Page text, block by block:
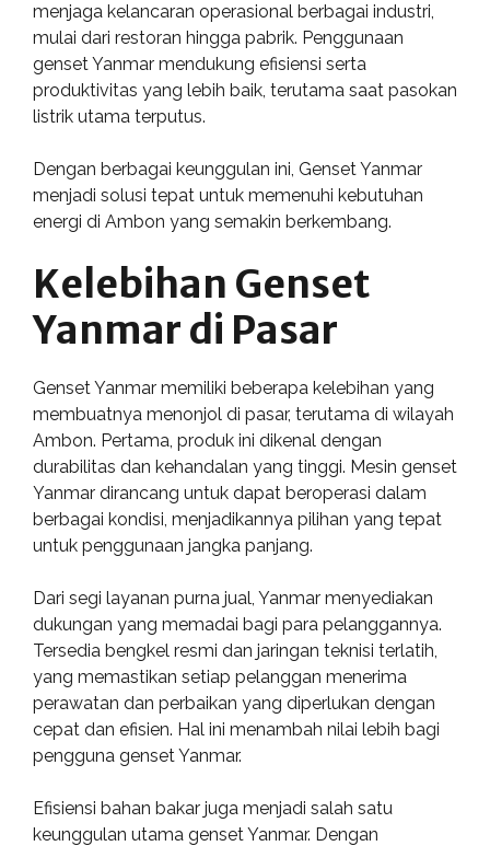
menjaga kelancaran operasional berbagai industri,
mulai dari restoran hingga pabrik. Penggunaan
genset Yanmar mendukung efisiensi serta
produktivitas yang lebih baik, terutama saat pasokan
listrik utama terputus.
Dengan berbagai keunggulan ini, Genset Yanmar
menjadi solusi tepat untuk memenuhi kebutuhan
energi di Ambon yang semakin berkembang.
Kelebihan Genset
Yanmar di Pasar
Genset Yanmar memiliki beberapa kelebihan yang
membuatnya menonjol di pasar, terutama di wilayah
Ambon. Pertama, produk ini dikenal dengan
durabilitas dan kehandalan yang tinggi. Mesin genset
Yanmar dirancang untuk dapat beroperasi dalam
berbagai kondisi, menjadikannya pilihan yang tepat
untuk penggunaan jangka panjang.
Dari segi layanan purna jual, Yanmar menyediakan
dukungan yang memadai bagi para pelanggannya.
Tersedia bengkel resmi dan jaringan teknisi terlatih,
yang memastikan setiap pelanggan menerima
perawatan dan perbaikan yang diperlukan dengan
cepat dan efisien. Hal ini menambah nilai lebih bagi
pengguna genset Yanmar.
Efisiensi bahan bakar juga menjadi salah satu
keunggulan utama genset Yanmar. Dengan